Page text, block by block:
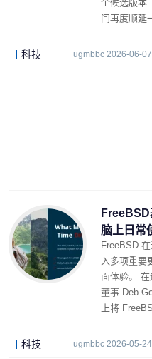
个候选版本
间再度顺延
科技 ugmbbc 2026-06-
脑上日常
FreeBSD
入多项重要
面体验。
董事 Deb
上将
科技 ugmbbc 2026-05-